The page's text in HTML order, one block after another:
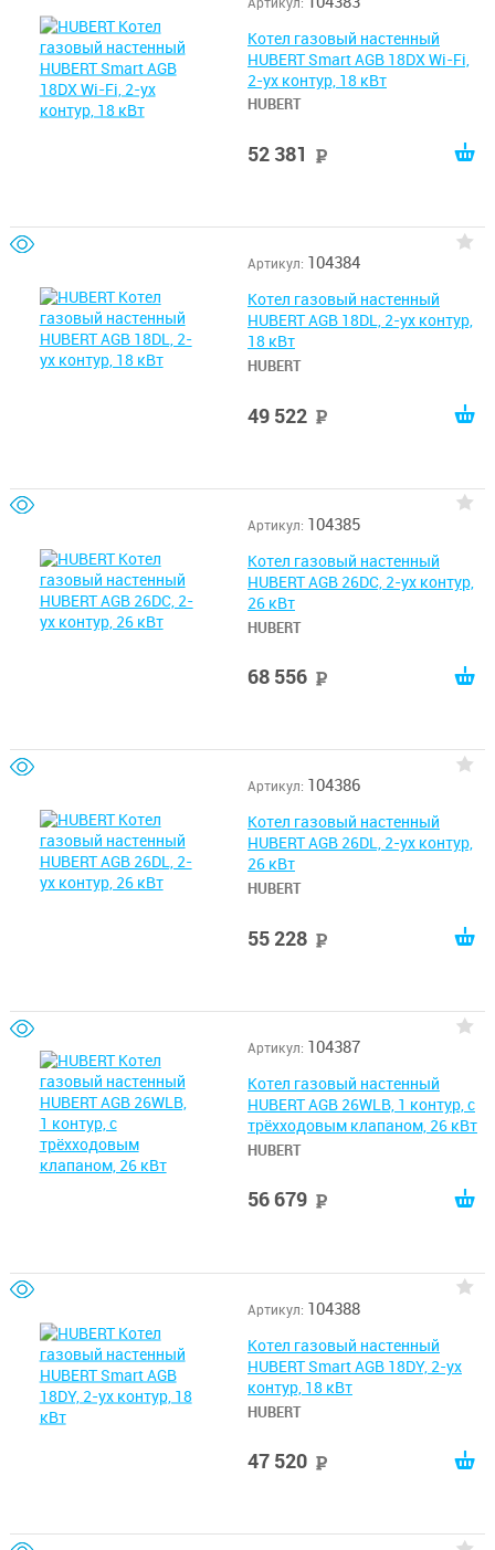
Котел газовый настенный
HUBERT Smart AGB 18DX Wi-Fi,
2-ух контур, 18 кВт
HUBERT
52 381
Артикул: 104384
Котел газовый настенный
HUBERT AGB 18DL, 2-ух контур,
18 кВт
HUBERT
49 522
Артикул: 104385
Котел газовый настенный
HUBERT AGB 26DC, 2-ух контур,
26 кВт
HUBERT
68 556
Артикул: 104386
Котел газовый настенный
HUBERT AGB 26DL, 2-ух контур,
26 кВт
HUBERT
55 228
Артикул: 104387
Котел газовый настенный
HUBERT AGB 26WLB, 1 контур, с
трёхходовым клапаном, 26 кВт
HUBERT
56 679
Артикул: 104388
Котел газовый настенный
HUBERT Smart AGB 18DY, 2-ух
контур, 18 кВт
HUBERT
47 520